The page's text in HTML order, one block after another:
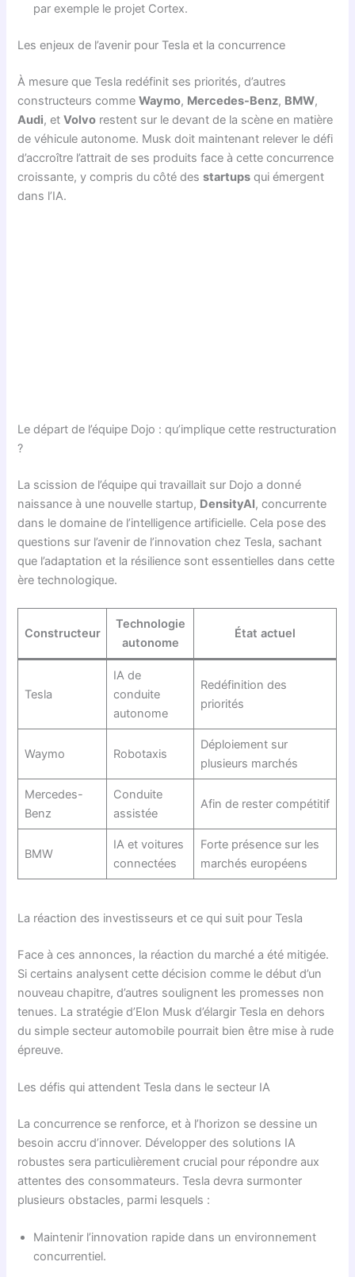
par exemple le projet Cortex.
Les enjeux de l’avenir pour Tesla et la concurrence
À mesure que Tesla redéfinit ses priorités, d’autres
constructeurs commeWaymo, Mercedes-Benz, BMW,
Audi, etVolvo restent sur le devant de la scène en matière
de véhicule autonome. Musk doit maintenant relever le défi
d’accroître l’attrait de ses produits face à cette concurrence
croissante, y compris du côté desstartups qui émergent
dans l’IA.
Le départ de l’équipe Dojo : qu’implique cette restructuration
?
La scission de l’équipe qui travaillait sur Dojo a donné
naissance à une nouvelle startup, DensityAI, concurrente
dans le domaine de l’intelligence artificielle. Cela pose des
questions sur l’avenir de l’innovation chez Tesla, sachant
que l’adaptation et la résilience sont essentielles dans cette
ère technologique.
Constructeur
Technologie
autonome
État actuel
Tesla
IA de
conduite
autonome
Redéfinition des
priorités
Waymo Robotaxis
Déploiement sur
plusieurs marchés
Mercedes-
Benz
Conduite
assistée
Afin de rester compétitif
BMW
IA et voitures
connectées
Forte présence sur les
marchés européens
La réaction des investisseurs et ce qui suit pour Tesla
Face à ces annonces, la réaction du marché a été mitigée.
Si certains analysent cette décision comme le début d’un
nouveau chapitre, d’autres soulignent les promesses non
tenues. La stratégie d’Elon Musk d’élargir Tesla en dehors
du simple secteur automobile pourrait bien être mise à rude
épreuve.
Les défis qui attendent Tesla dans le secteur IA
La concurrence se renforce, et à l’horizon se dessine un
besoin accru d’innover. Développer des solutions IA
robustes sera particulièrement crucial pour répondre aux
attentes des consommateurs. Tesla devra surmonter
plusieurs obstacles, parmi lesquels :
Maintenir l’innovation rapide dans un environnement
concurrentiel.